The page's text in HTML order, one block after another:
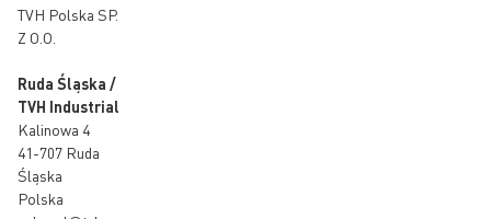
TVH Polska SP.
Z O.O.
Ruda Śląska /
TVH Industrial
Kalinowa 4
41-707 Ruda
Śląska
Polska